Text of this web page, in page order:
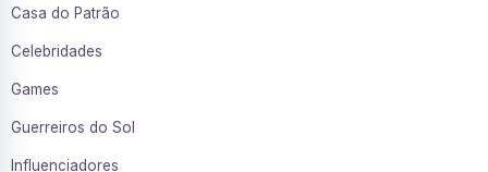
Casa do Patrão
Celebridades
Games
Guerreiros do Sol
Influenciadores